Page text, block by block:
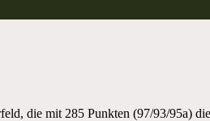
die mit 285 Punkten (97/93/95a)